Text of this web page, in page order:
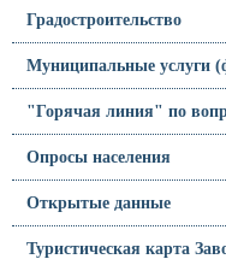
Градостроительство
Муниципальные услуги
"Горячая линия" по
Опросы населения
Открытые данные
Туристическая карта